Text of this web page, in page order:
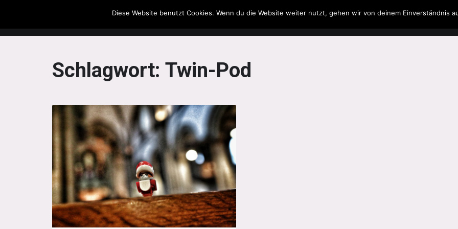
The Howling Men Filme & Serien Musik Spielzeug Literatur
Schlagwort: Twin-Pod
Diese Website benutzt Cookies. Wenn du die Website weiter nutzt, gehen wir von deinem Einverständnis